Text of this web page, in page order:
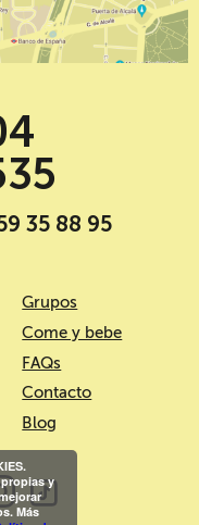
35 88 95
Grupos
Come y bebe
FAQs
Contacto
Blog
y
Más